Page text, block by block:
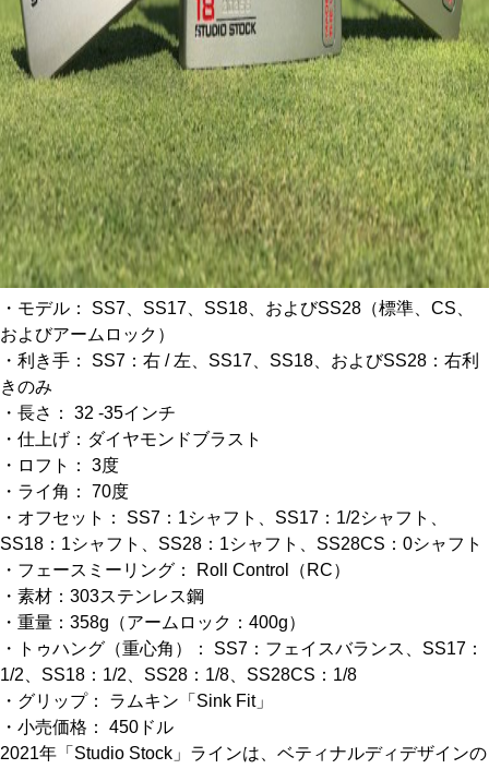
・モデル： SS7、SS17、SS18、およびSS28（標準、CS、
およびアームロック）
・利き手： SS7：右 / 左、SS17、SS18、およびSS28：右利
きのみ
・長さ： 32 -35インチ
・仕上げ：ダイヤモンドブラスト
・ロフト： 3度
・ライ角： 70度
・オフセット： SS7：1シャフト、SS17：1/2シャフト、
SS18：1シャフト、SS28：1シャフト、SS28CS：0シャフト
・フェースミーリング： Roll Control（RC）
・素材：303ステンレス鋼
・重量：358g（アームロック：400g）
・トゥハング（重心角）： SS7：フェイスバランス、SS17：
1/2、SS18：1/2、SS28：1/8、SS28CS：1/8
・グリップ： ラムキン「Sink Fit」
・小売価格： 450ドル
2021年「Studio Stock」ラインは、ベティナルディデザインの